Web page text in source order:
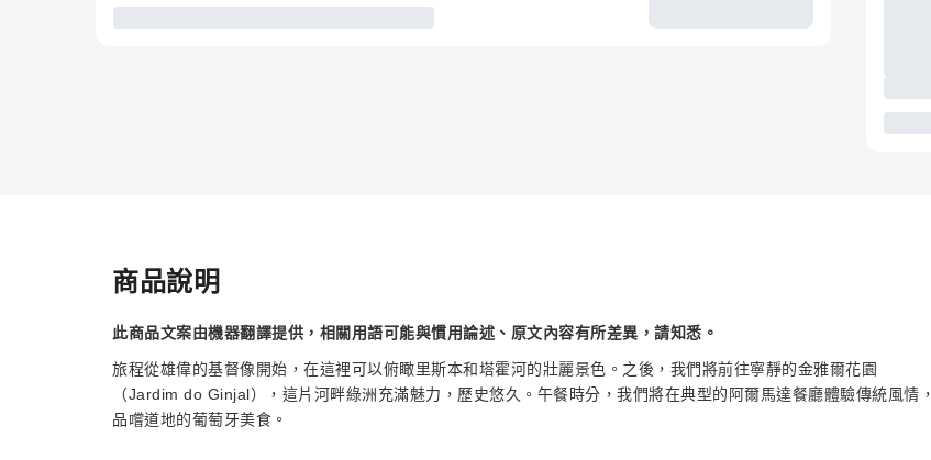
商品說明
此商品文案由機器翻譯提供，相關用語可能與慣用論述、原文內容有所差異，請知悉。
旅程從雄偉的基督像開始，在這裡可以俯瞰里斯本和塔霍河的壯麗景色。之後，我們將前往寧靜的金雅爾花園
（Jardim do Ginjal），這片河畔綠洲充滿魅力，歷史悠久。午餐時分，我們將在典型的阿爾馬達餐廳體驗傳統風情，
品嚐道地的葡萄牙美食。